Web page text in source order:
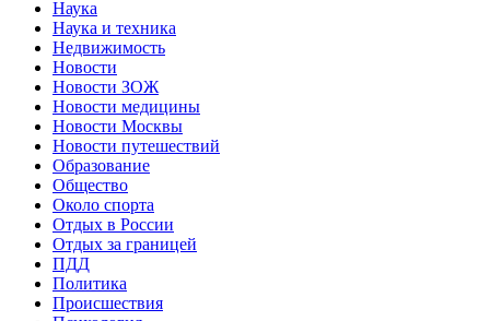
Наука
Наука и техника
Недвижимость
Новости
Новости ЗОЖ
Новости медицины
Новости Москвы
Новости путешествий
Образование
Общество
Около спорта
Отдых в России
Отдых за границей
ПДД
Политика
Происшествия